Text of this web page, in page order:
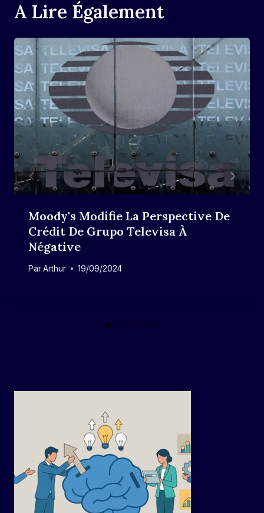
A Lire Également
Moody's Modifie La Perspective De
Crédit De Grupo Televisa À
Négative
ParArthur 19/09/2024